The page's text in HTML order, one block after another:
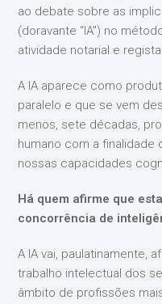
ao debate sobre as
(doravante “IA”) no
atividade notarial e
A IA aparece como
paralelo e que se vem
menos, sete décadas,
humano com a
nossas capacidades
Há quem afirme que
concorrência de
A IA vai, paulatinamente,
trabalho intelectual dos
âmbito de profissões